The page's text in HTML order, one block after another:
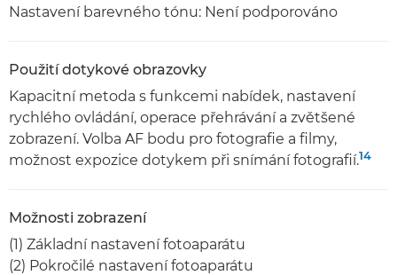
Nastavení barevného tónu: Není podporováno
Použití dotykové obrazovky
Kapacitní metoda s funkcemi nabídek, nastavení
rychlého ovládání, operace přehrávání a zvětšené
zobrazení. Volba AF bodu pro fotografie a filmy,
možnost expozice dotykem při snímání fotografií.14
Možnosti zobrazení
(1) Základní nastavení fotoaparátu
(2) Pokročilé nastavení fotoaparátu